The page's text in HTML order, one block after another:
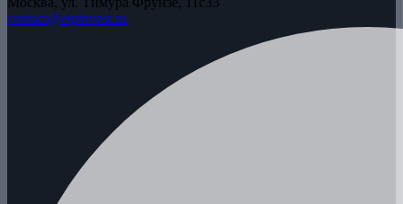
contact@etpinvest.ru